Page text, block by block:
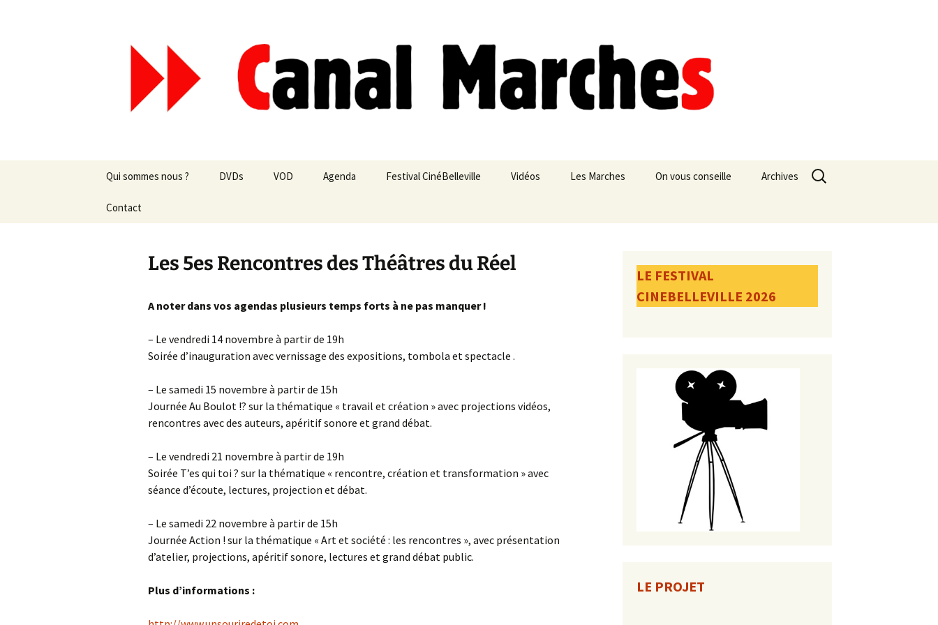
Canal Marches
Qui sommes nous ?
Les revues de presse
Les projets
DVDs VOD Agenda Festival CinéBelleville Vidéos Les Marches On vous conseille Archives
Contact
Rechercher :
Les 5es Rencontres des Théâtres du Réel
A noter dans vos agendas plusieurs temps forts à ne pas manquer !
– Le vendredi 14 novembre à partir de 19h
Soirée d’inauguration avec vernissage des expositions, tombola et spectacle .
– Le samedi 15 novembre à partir de 15h
Journée Au Boulot !? sur la thématique « travail et création » avec projections vidéos,
rencontres avec des auteurs, apéritif sonore et grand débat.
– Le vendredi 21 novembre à partir de 19h
Soirée T’es qui toi ? sur la thématique « rencontre, création et transformation » avec
séance d’écoute, lectures, projection et débat.
– Le samedi 22 novembre à partir de 15h
Journée Action ! sur la thématique « Art et société : les rencontres », avec présentation
d’atelier, projections, apéritif sonore, lectures et grand débat public.
Plus d’informations :
LE FESTIVAL
CINEBELLEVILLE 2026
LE PROJET